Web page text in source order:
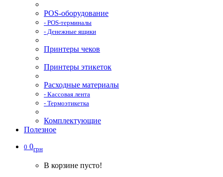
POS-оборудование
- POS-терминалы
- Денежные ящики
Принтеры чеков
Принтеры этикеток
Расходные материалы
- Кассовая лента
- Термоэтикетка
Комплектующие
Полезное
0 0грн
В корзине пусто!